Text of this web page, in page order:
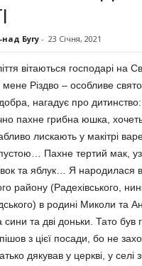
над Бугу - 23 Січня, 2021
вітаються господарі на
Різдво – особливе
нагадує про дитинство:
пахне грибна юшка,
лискають у макітрі
Пахне тер­тий мак,
та яблук… Я народилася
району (Радехівського,
в родині Миколи та
та дві доньки. Тато був
з цієї посади, бо не
дякував у церкві, у селі